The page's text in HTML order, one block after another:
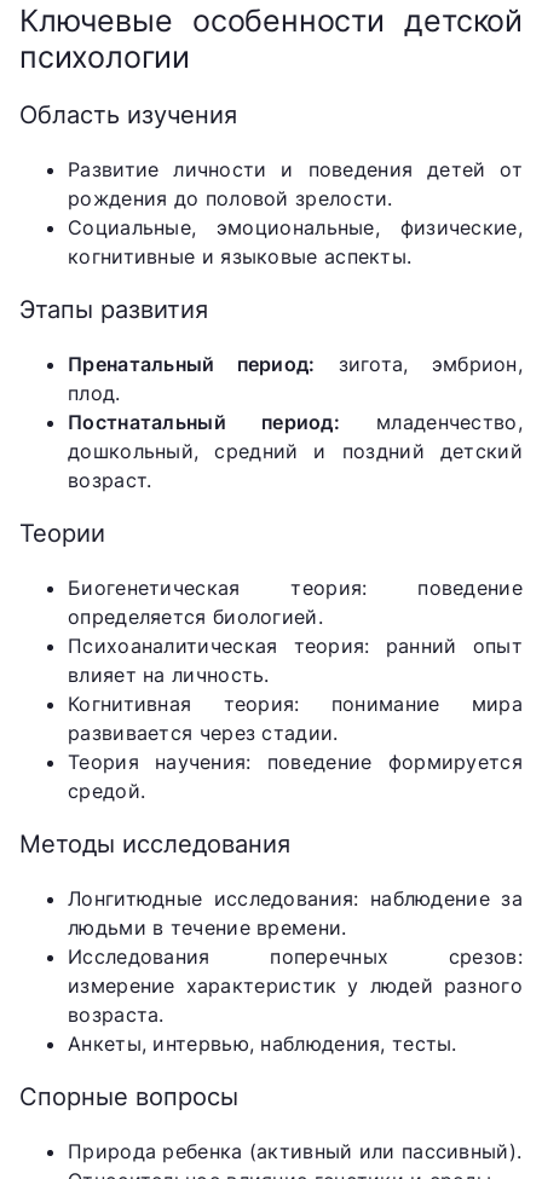
Ключевые особенности детской
психологии
Область изучения
Развитие личности и поведения детей от
рождения до половой зрелости.
Социальные, эмоциональные, физические,
когнитивные и языковые аспекты.
Этапы развития
Пренатальный период: зигота, эмбрион,
плод.
Постнатальный период: младенчество,
дошкольный, средний и поздний детский
возраст.
Теории
Биогенетическая теория: поведение
определяется биологией.
Психоаналитическая теория: ранний опыт
влияет на личность.
Когнитивная теория: понимание мира
развивается через стадии.
Теория научения: поведение формируется
средой.
Методы исследования
Лонгитюдные исследования: наблюдение за
людьми в течение времени.
Исследования поперечных срезов:
измерение характеристик у людей разного
возраста.
Анкеты, интервью, наблюдения, тесты.
Спорные вопросы
Природа ребенка (активный или пассивный).